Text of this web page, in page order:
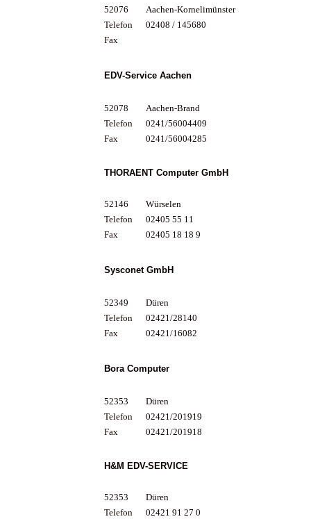
52076
Aachen-Kornelimünster
Telefon
02408 / 145680
Fax
EDV-Service Aachen
52078
Aachen-Brand
Telefon
0241/56004409
Fax
0241/56004285
THORAENT Computer GmbH
52146
Würselen
Telefon
02405 55 11
Fax
02405 18 18 9
Sysconet GmbH
52349
Düren
Telefon
02421/28140
Fax
02421/16082
Bora Computer
52353
Düren
Telefon
02421/201919
Fax
02421/201918
H&M EDV-SERVICE
52353
Düren
Telefon
02421 91 27 0